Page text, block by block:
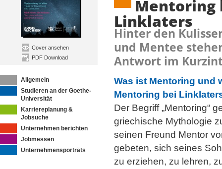
Cover ansehen
PDF Download
Allgemein
Studieren an der Goethe-
Universität
Karriereplanung &
Jobsuche
Unternehmen berichten
Jobmessen
Unternehmensporträts
Mentoring
Linklaters
Hinter den
und Mentee
Antwort im
Was ist Mentoring und
Mentoring bei
Der Begriff „Mentoring“
griechische Mythologie
seinen Freund Mentor
gebeten, sich seines
zu erziehen, zu lehren,